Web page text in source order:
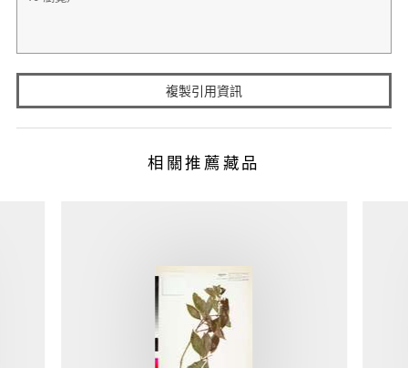
複製引用資訊
相關推薦藏品